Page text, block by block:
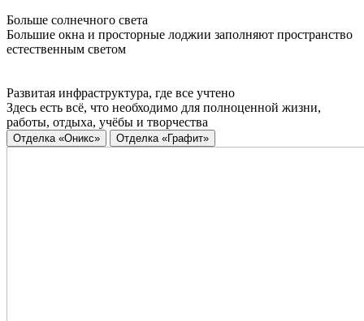
Больше солнечного света
Большие окна и просторные лоджии заполняют пространство
естественным светом
Развитая инфраструктура, где все учтено
Здесь есть всё, что необходимо для полноценной жизни,
работы, отдыха, учёбы и творчества
Отделка «Оникс» Отделка «Графит»